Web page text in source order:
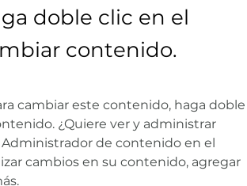
doble clic en el
contenido.
cambiar este contenido, haga doble
¿Quiere ver y administrar
de contenido en el
cambios en su contenido, agregar